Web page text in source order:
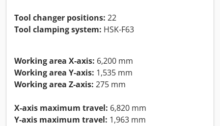
Tool changer positions: 22
Tool clamping system: HSK-F63
Working area X-axis: 6,200 mm
Working area Y-axis: 1,535 mm
Working area Z-axis: 275 mm
X-axis maximum travel: 6,820 mm
Y-axis maximum travel: 1,963 mm